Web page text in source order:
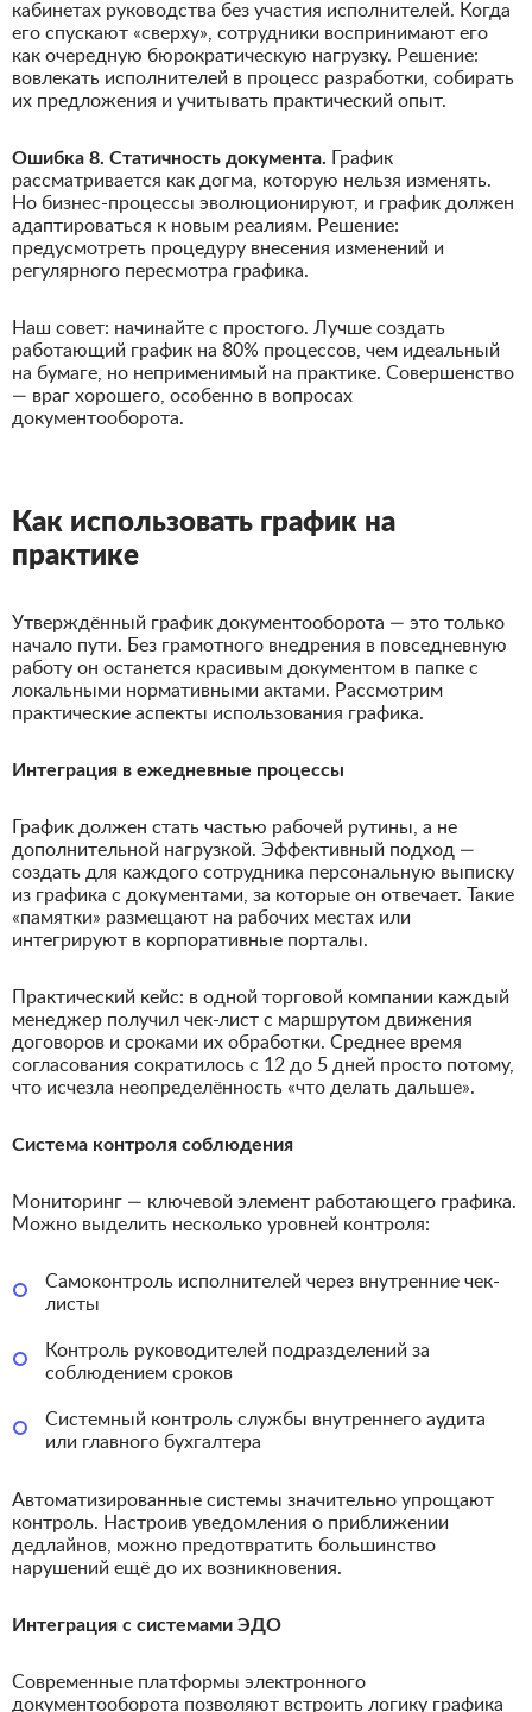
кабинетах руководства без участия исполнителей. Когда
его спускают «сверху», сотрудники воспринимают его
как очередную бюрократическую нагрузку. Решение:
вовлекать исполнителей в процесс разработки, собирать
их предложения и учитывать практический опыт.
Ошибка 8. Статичность документа. График
рассматривается как догма, которую нельзя изменять.
Но бизнес-процессы эволюционируют, и график должен
адаптироваться к новым реалиям. Решение:
предусмотреть процедуру внесения изменений и
регулярного пересмотра графика.
Наш совет: начинайте с простого. Лучше создать
работающий график на 80% процессов, чем идеальный
на бумаге, но неприменимый на практике. Совершенство
— враг хорошего, особенно в вопросах
документооборота.
Как использовать график на
практике
Утверждённый график документооборота — это только
начало пути. Без грамотного внедрения в повседневную
работу он останется красивым документом в папке с
локальными нормативными актами. Рассмотрим
практические аспекты использования графика.
Интеграция в ежедневные процессы
График должен стать частью рабочей рутины, а не
дополнительной нагрузкой. Эффективный подход —
создать для каждого сотрудника персональную выписку
из графика с документами, за которые он отвечает. Такие
«памятки» размещают на рабочих местах или
интегрируют в корпоративные порталы.
Практический кейс: в одной торговой компании каждый
менеджер получил чек-лист с маршрутом движения
договоров и сроками их обработки. Среднее время
согласования сократилось с 12 до 5 дней просто потому,
что исчезла неопределённость «что делать дальше».
Система контроля соблюдения
Мониторинг — ключевой элемент работающего графика.
Можно выделить несколько уровней контроля:
Самоконтроль исполнителей через внутренние чек-
листы
Контроль руководителей подразделений за
соблюдением сроков
Системный контроль службы внутреннего аудита
или главного бухгалтера
Автоматизированные системы значительно упрощают
контроль. Настроив уведомления о приближении
дедлайнов, можно предотвратить большинство
нарушений ещё до их возникновения.
Интеграция с системами ЭДО
Современные платформы электронного
документооборота позволяют встроить логику графика